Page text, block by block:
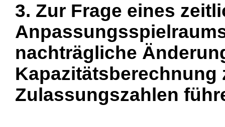
3. Zur Frage eines
nachträgliche
Kapazitätsberechnung
Zulassungszahlen